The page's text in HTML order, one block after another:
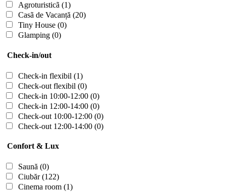
Agroturisticã (1)
Casã de Vacanță (20)
Tiny House (0)
Glamping (0)
Check-in/out
Check-in flexibil (1)
Check-out flexibil (0)
Check-in 10:00-12:00 (0)
Check-in 12:00-14:00 (0)
Check-out 10:00-12:00 (0)
Check-out 12:00-14:00 (0)
Confort & Lux
Saună (0)
Ciubăr(122)
Cinema room (1)